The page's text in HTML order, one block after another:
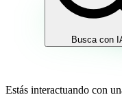
Busca con
Estás interactuando con